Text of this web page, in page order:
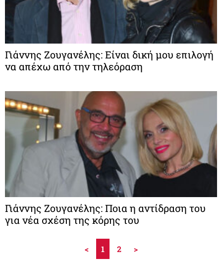
Γιάννης Ζουγανέλης: Είναι δική μου επιλογή
να απέχω από την τηλεόραση
Γιάννης Ζουγανέλης: Ποια η αντίδραση του
για νέα σχέση της κόρης του
< 1 2 >